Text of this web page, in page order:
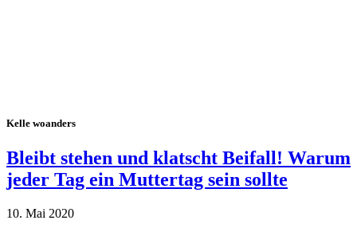
Kelle woanders
Bleibt stehen und klatscht Beifall! Warum
jeder Tag ein Muttertag sein sollte
10. Mai 2020